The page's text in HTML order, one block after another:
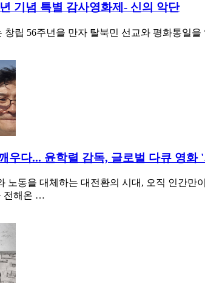
기념 특별 감사영화제- 신의 악단
창립 56주년을 만자 탈북민 선교와 평화통일
우다... 윤학렬 감독, 글로벌 다큐 영화
노동을 대체하는 대전환의 시대, 오직 인간
전해온 …